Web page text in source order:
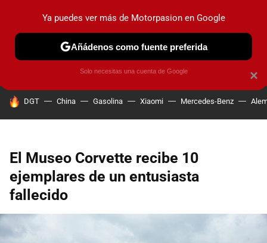
PRUEBAS COCHES ELÉCTRICOS OBSERVATORIO
HOY SE HABLA DE
DGT China Gasolina Xiaomi Mercedes-Benz
El Museo Corvette recibe 10
ejemplares de un entusiasta
fallecido
×
Ya puedes ver más de Motorpasion en Google
Añádenos como fuente preferida
Solo necesitas una cuenta de Google